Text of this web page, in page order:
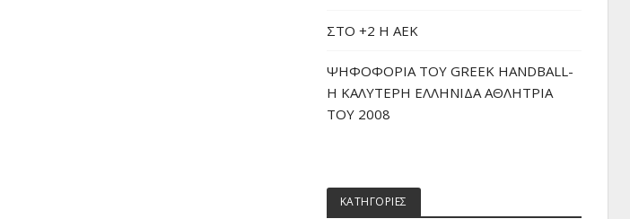
ΣΤΟ +2 Η ΑΕΚ
ΨΗΦΟΦΟΡΙΑ ΤΟΥ GREEK HANDBALL-
H ΚΑΛΥΤΕΡΗ ΕΛΛΗΝΙΔΑ ΑΘΛΗΤΡΙΑ
ΤΟΥ 2008
ΚΑΤΗΓΟΡΙΕΣ